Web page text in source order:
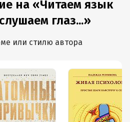
и
на «Читаем язык
глаз...»
или стилю автора